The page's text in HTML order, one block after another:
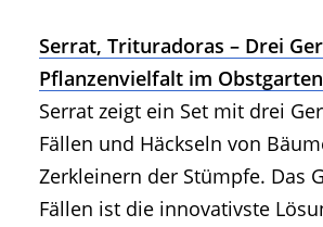
Serrat, Trituradoras – Drei
Pflanzenvielfalt im Obstgarten
Serrat zeigt ein Set mit drei
Fällen und Häckseln von
Zerkleinern der Stümpfe. Das
Fällen ist die innovativste